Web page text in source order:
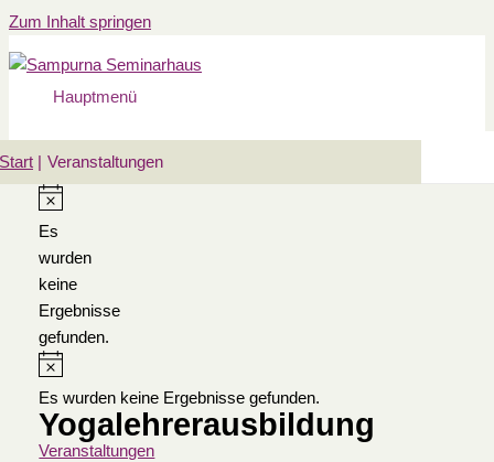
Zum Inhalt springen
Hauptmenü
Start Veranstaltungen
Es
wurden
keine
Ergebnisse
gefunden.
Es wurden keine Ergebnisse gefunden.
Yogalehrerausbildung
Veranstaltungen